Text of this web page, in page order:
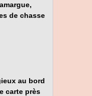
de chasse
au bord
carte près